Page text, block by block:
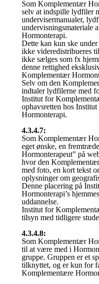
Som Komplementær
selv at indspille lydfiler
undervisermanualer,
undervisningsmateriale
Hormonterapi.
Dette kan kun ske
ikke videredistribueres
ikke sælges som fx
denne rettighed
Komplementær
Selv om den
indtaler lydfilerne med
Institut for
ophavsretten hos
Hormonterapi.
4.3.4.7:
Som Komplementær
eget ønske, en
Hormonterapeut” på
hvor den
med foto, en kort tekst
oplysninger om
Denne placering på
Hormonterapi’s
uddannelse.
Institut for
tilsyn med tidligere
4.3.4.8:
Som Komplementær
til at være med i
gruppe. Gruppen er et
tilknyttet, og er kun for
Komplementære